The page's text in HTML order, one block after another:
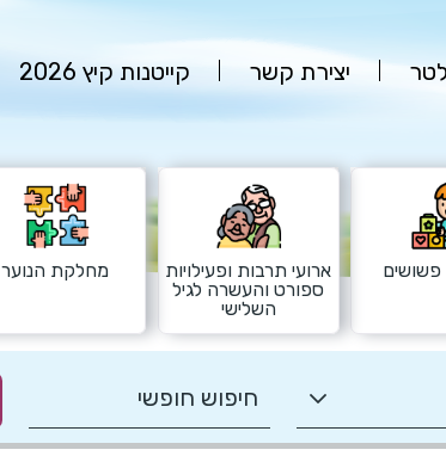
יצירת קשר קייטנות קיץ 2026
פשושים
ארועי תרבות ופעילויות
ספורט והעשרה לגיל
השלישי
מחלקת הנוער